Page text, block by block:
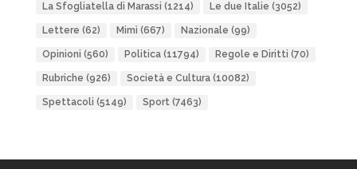
La Sfogliatella di Marassi (1214) Le due Italie (3052)
Lettere (62) Mimì (667) Nazionale (99)
Opinioni (560) Politica(11794) Regole e Diritti (70)
Rubriche (926) Società e Cultura(10082)
Spettacoli (5149) Sport(7463)